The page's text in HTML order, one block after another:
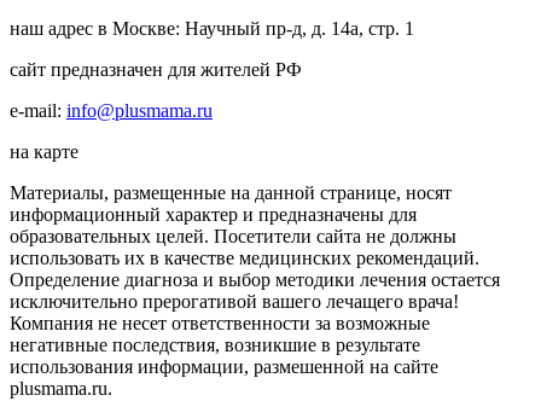
наш адрес в Москве: Научный пр-д, д. 14а, стр. 1
сайт предназначен для жителей РФ
e-mail: info@plusmama.ru
на карте
Материалы, размещенные на данной странице, носят
информационный характер и предназначены для
образовательных целей. Посетители сайта не должны
использовать их в качестве медицинских рекомендаций.
Определение диагноза и выбор методики лечения остается
исключительно прерогативой вашего лечащего врача!
Компания не несет ответственности за возможные
негативные последствия, возникшие в результате
использования информации, размешенной на сайте
plusmama.ru.